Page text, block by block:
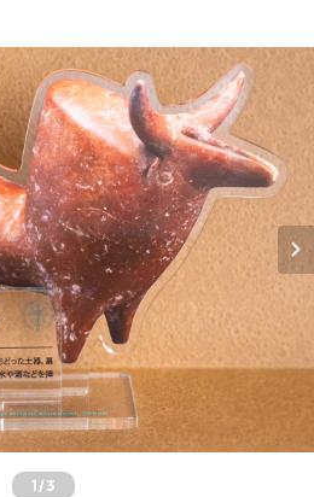
1/3